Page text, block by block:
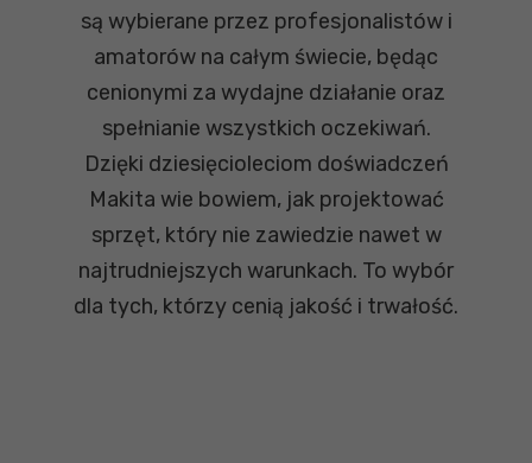
są wybierane przez profesjonalistów i
amatorów na całym świecie, będąc
cenionymi za wydajne działanie oraz
spełnianie wszystkich oczekiwań.
Dzięki dziesięcioleciom doświadczeń
Makita wie bowiem, jak projektować
sprzęt, który nie zawiedzie nawet w
najtrudniejszych warunkach. To wybór
dla tych, którzy cenią jakość i trwałość.